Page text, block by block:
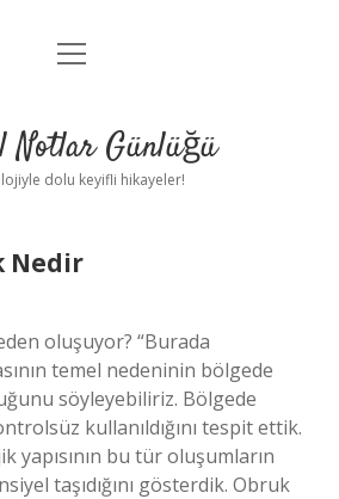
Anasayfa
Yasal Uyarı
menüyü
Günlüğü
dolu keyifli hikayeler!
Nedir
oluşuyor? “Burada
temel nedeninin bölgede
söyleyebiliriz. Bölgede
kullanıldığını tespit ettik.
yapısının bu tür oluşumların
taşıdığını gösterdik. Obruk